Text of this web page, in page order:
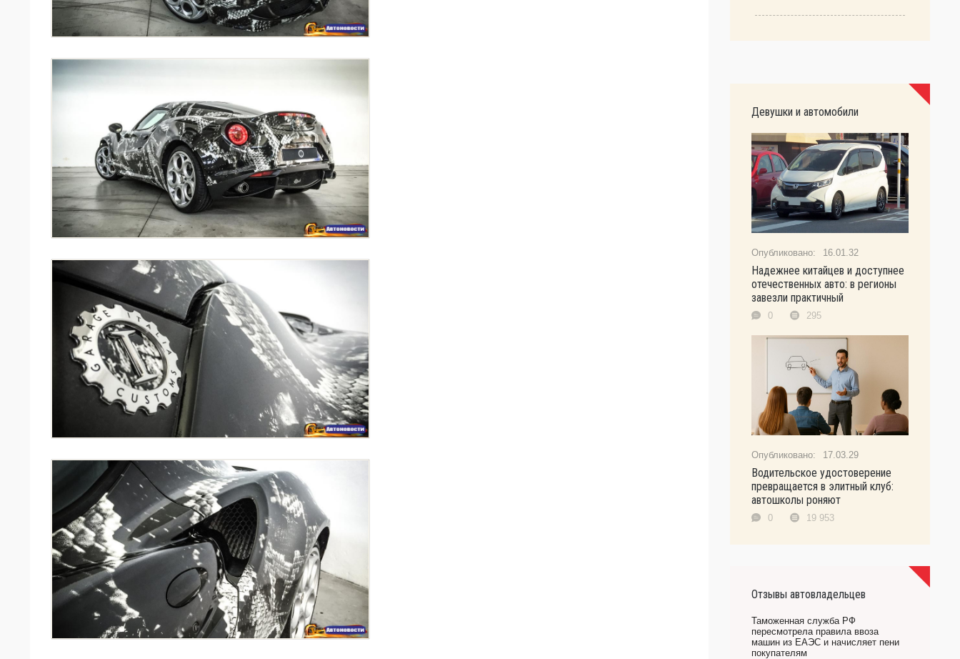
Девушки и автомобили
16.01.32
Надежнее китайцев и доступнее
отечественных авто: в регионы
завезли практичный
0 295
17.03.29
Водительское удостоверение
превращается в элитный клуб:
автошколы роняют
0 19 953
Отзывы автовладельцев
Таможенная служба РФ
пересмотрела правила ввоза
машин из ЕАЭС и начисляет пени
покупателям